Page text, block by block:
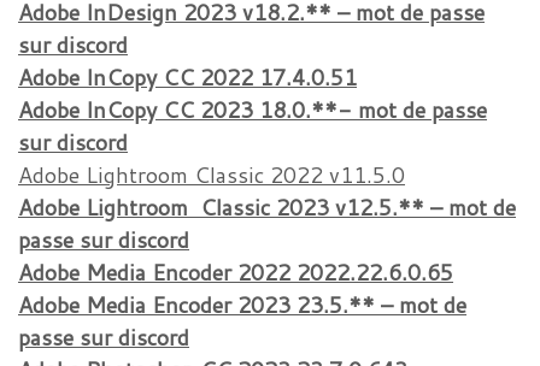
Adobe InDesign 2023 v18.2.** – mot de passe
sur discord
Adobe InCopy CC 2022 17.4.0.51
Adobe InCopy CC 2023 18.0.**- mot de passe
sur discord
Adobe Lightroom Classic 2022 v11.5.0
Adobe Lightroom Classic 2023 v12.5.** – mot de
passe sur discord
Adobe Media Encoder 2022 2022.22.6.0.65
Adobe Media Encoder 2023 23.5.** – mot de
passe sur discord